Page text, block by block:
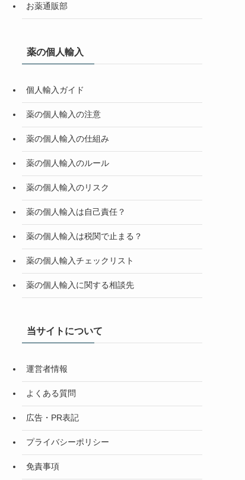
お薬通販部
薬の個人輸入
個人輸入ガイド
薬の個人輸入の注意
薬の個人輸入の仕組み
薬の個人輸入のルール
薬の個人輸入のリスク
薬の個人輸入は自己責任？
薬の個人輸入は税関で止まる？
薬の個人輸入チェックリスト
薬の個人輸入に関する相談先
当サイトについて
運営者情報
よくある質問
広告・PR表記
プライバシーポリシー
免責事項